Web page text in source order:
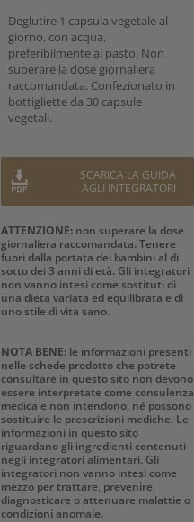
Deglutire 1 capsula vegetale al
giorno, con acqua,
preferibilmente al pasto. Non
superare la dose giornaliera
raccomandata. Confezionato in
bottigliette da 30 capsule
vegetali.
SCARICA LA GUIDA
AGLI INTEGRATORI
ATTENZIONE: non superare la dose
giornaliera raccomandata. Tenere
fuori dalla portata dei bambini al di
sotto dei 3 anni di età. Gli integratori
non vanno intesi come sostituti di
una dieta variata ed equilibrata e di
uno stile di vita sano.
NOTA BENE: le informazioni presenti
nelle schede prodotto che potrete
consultare in questo sito non devono
essere interpretate come consulenza
medica e non intendono, né possono
sostituire le prescrizioni mediche. Le
informazioni in questo sito
riguardano gli ingredienti contenuti
negli integratori alimentari. Gli
integratori non vanno intesi come
mezzo per trattare, prevenire,
diagnosticare o attenuare malattie o
condizioni anomale.